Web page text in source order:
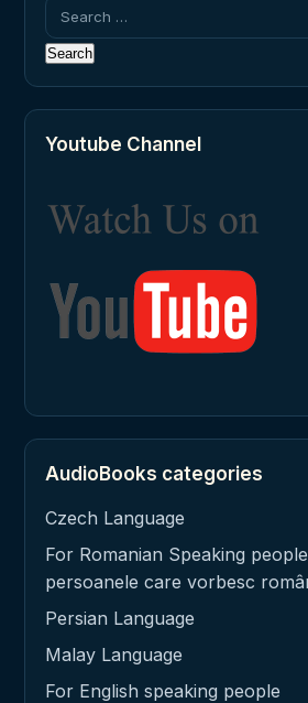
Search
for:
Youtube Channel
AudioBooks categories
Czech Language
For Romanian Speaking
persoanele care vorbesc
Persian Language
Malay Language
For English speaking people